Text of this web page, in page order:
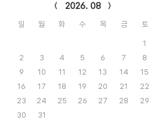
2026. 08
일 월 화 수 목 금 토
1
2
3 4 5 6 7
8
9
10 11 12 13 14
15
16
17 18 19 20 21
22
23
24 25 26 27 28
29
30
31